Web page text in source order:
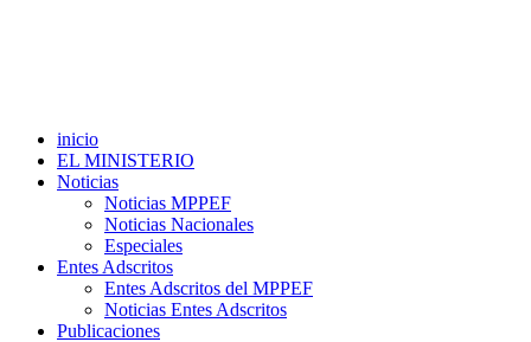
inicio
EL MINISTERIO
Noticias
Noticias MPPEF
Noticias Nacionales
Especiales
Entes Adscritos
Entes Adscritos del MPPEF
Noticias Entes Adscritos
Publicaciones